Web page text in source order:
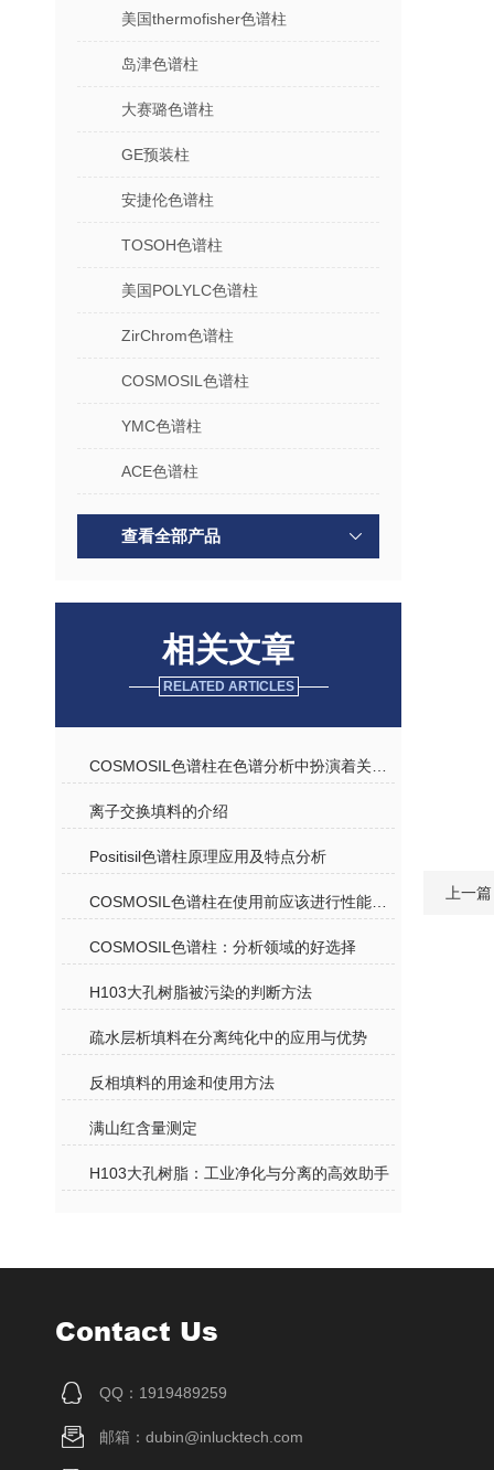
美国thermofisher色谱柱
岛津色谱柱
大赛璐色谱柱
GE预装柱
安捷伦色谱柱
TOSOH色谱柱
美国POLYLC色谱柱
ZirChrom色谱柱
COSMOSIL色谱柱
YMC色谱柱
ACE色谱柱
查看全部产品
相关文章
RELATED ARTICLES
离子交换填料的介绍
Positisil色谱柱原理应用及特点分析
COSMOSIL色谱柱：分析领域的好选择
H103大孔树脂被污染的判断方法
疏水层析填料在分离纯化中的应用与优势
反相填料的用途和使用方法
满山红含量测定
H103大孔树脂：工业净化与分离的高效助手
上一
Contact Us
QQ：1919489259
邮箱：dubin@inlucktech.com